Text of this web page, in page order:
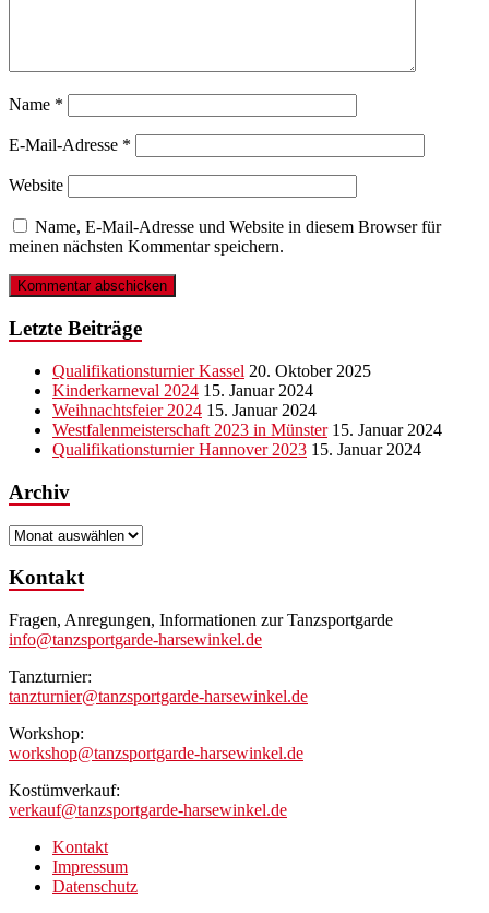
Name *
E-Mail-Adresse *
Website
Name, E-Mail-Adresse und Website in diesem Browser für
meinen nächsten Kommentar speichern.
Letzte Beiträge
Qualifikationsturnier Kassel 20. Oktober 2025
Kinderkarneval 2024 15. Januar 2024
Weihnachtsfeier 2024 15. Januar 2024
Westfalenmeisterschaft 2023 in Münster 15. Januar 2024
Qualifikationsturnier Hannover 2023 15. Januar 2024
Archiv
Archiv
Kontakt
Fragen, Anregungen, Informationen zur Tanzsportgarde
info@tanzsportgarde-harsewinkel.de
Tanzturnier:
tanzturnier@tanzsportgarde-harsewinkel.de
Workshop:
workshop@tanzsportgarde-harsewinkel.de
Kostümverkauf:
verkauf@tanzsportgarde-harsewinkel.de
Kontakt
Impressum
Datenschutz